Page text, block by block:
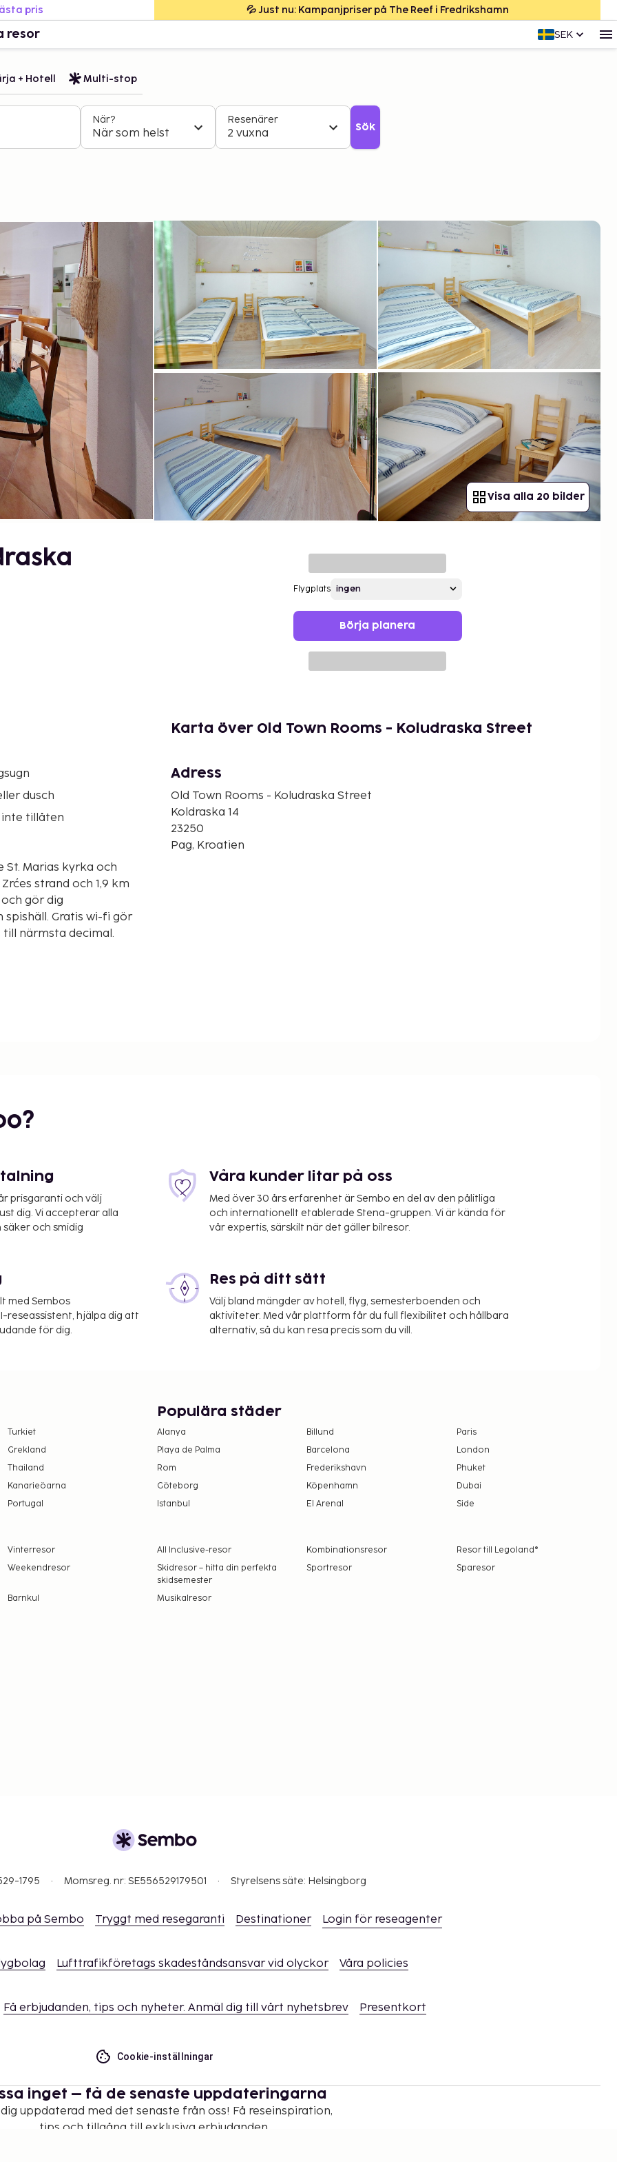
pris 💦 Just nu: Kampanjpriser på The Reef i Fredrikshamn
resor SEK
+ Hotell Multi-stop
När?
När som helst
Resenärer
2 vuxna Sök
Visa alla 20 bilder
Flygplats
Börja planera
dusch
inte tillåten
St. Marias kyrka och
gör dig
Gratis wi-fi gör
närmsta decimal.
Zadar (ZAD) -
avgiftsfri parkering
boendet –
Skatten är
år. Skatten gäller inte
oss om.
kan komma att
Karta över Old Town Rooms - Koludraska Street
Adress
Old Town Rooms - Koludraska Street
Koldraska 14
23250
Pag, Kroatien
prisgaranti och välj
dig. Vi accepterar alla
och smidig
Våra kunder litar på oss
Med över 30 års erfarenhet är Sembo en del av den pålitliga
och internationellt etablerade Stena-gruppen. Vi är kända för
vår expertis, särskilt när det gäller bilresor.
med Sembos
reseassistent, hjälpa dig att
för dig.
Res på ditt sätt
Välj bland mängder av hotell, flyg, semesterboenden och
aktiviteter. Med vår plattform får du full flexibilitet och hållbara
alternativ, så du kan resa precis som du vill.
Turkiet
Grekland
Thailand
Kanarieöarna
Portugal
Populära städer
Alanya Billund
Paris
Playa de Palma
Barcelona
London
Rom
Frederikshavn
Phuket
Göteborg
Köpenhamn
Dubai
Istanbul
El Arenal Side
Vinterresor All Inclusive-resor Kombinationsresor
Resor till Legoland®
Weekendresor
Skidresor – hitta din perfekta
skidsemester
Sportresor Sparesor
Barnkul Musikalresor
1795 Momsreg. nr: SE556529179501 Styrelsens säte: Helsingborg
på Sembo Tryggt med resegaranti Destinationer Login för reseagenter
Lufttrafikföretags skadeståndsansvar vid olyckor Våra policies
Få erbjudanden, tips och nyheter. Anmäl dig till vårt nyhetsbrev Presentkort
Cookie-inställningar
inget – få de senaste uppdateringarna
uppdaterad med det senaste från oss! Få reseinspiration,
tips och tillgång till exklusiva erbjudanden.